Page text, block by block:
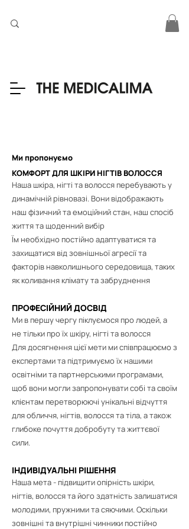
Ми пропонуємо
КОМФОРТ ДЛЯ ШКІРИ НІГТІВ ВОЛОССЯ
Наша шкіра, нігті та волосся перебувають у
динамічній рівновазі. Вони відображають
наш фізичний та емоційний стан, наш спосіб
життя та щоденний вибір
Їм необхідно постійно адаптуватися та
захищатися від зовнішньої агресії та
факторів навколишнього середовища, таких
як коливання клімату та забруднення
ПРОФЕСІЙНИЙ ДОСВІД
Ми в першу чергу піклуємося про людей, а
не тільки про їх шкіру, нігті та волосся
Для досягнення цієї мети ми співпрацюємо з
експертами та підтримуємо їх нашими
освітніми та партнерськими програмами,
щоб вони могли запропонувати собі та своїм
клієнтам перетворюючі унікальні відчуття
для обличчя, нігтів, волосся та тіла, а також
глибоке почуття добробуту та життєвої
сили.
ІНДИВІДУАЛЬНІ РІШЕННЯ
Наша мета - підвищити опірність шкіри,
нігтів, волосся та його здатність залишатися
молодими, пружними та сяючими. Оскільки
зовнішні та внутрішні чинники постійно